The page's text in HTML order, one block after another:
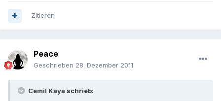
Zitieren
Peace
Geschrieben 28. Dezember 2011
Cemil Kaya schrieb: